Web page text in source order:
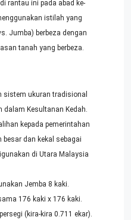
rantau ini pada abad ke-
istilah yang
Jumba) berbeza dengan
tanah yang berbeza.
sistem ukuran tradisional
dalam Kesultanan Kedah.
kepada pemerintahan
dan kekal sebagai
di Utara Malaysia
Jemba 8 kaki.
176 kaki x 176 kaki.
(kira-kira 0.711 ekar).